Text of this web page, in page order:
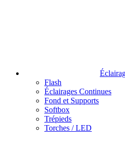
Flash
Éclairages Continues
Fond et Supports
Softbox
Trépieds
Torches / LED